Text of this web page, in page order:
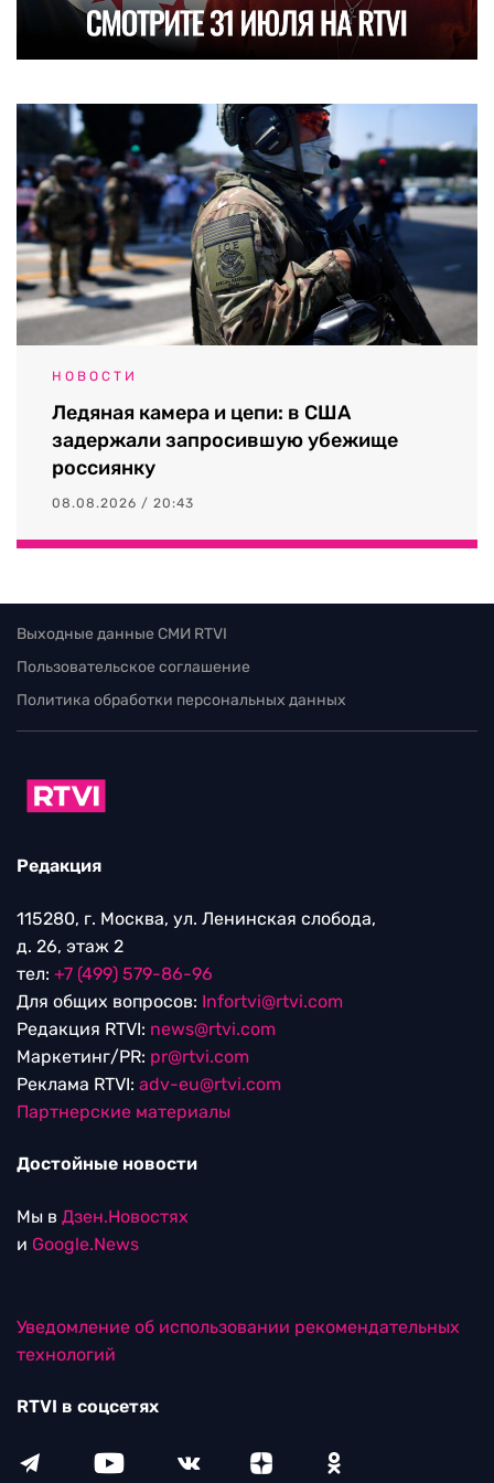
НОВОСТИ
Ледяная камера и цепи: в США
задержали запросившую убежище
россиянку
08.08.2026 / 20:43
Выходные данные СМИ RTVI
Пользовательское соглашение
Политика обработки персональных данных
Редакция
115280, г. Москва, ул. Ленинская слобода,
д. 26, этаж 2
тел: +7 (499) 579-86-96
Для общих вопросов: Infortvi@rtvi.com
Редакция RTVI: news@rtvi.com
Маркетинг/PR: pr@rtvi.com
Реклама RTVI: adv-eu@rtvi.com
Партнерские материалы
Достойные новости
Мы в Дзен.Новостях
и Google.News
Уведомление об использовании рекомендательных
технологий
RTVI в соцсетях